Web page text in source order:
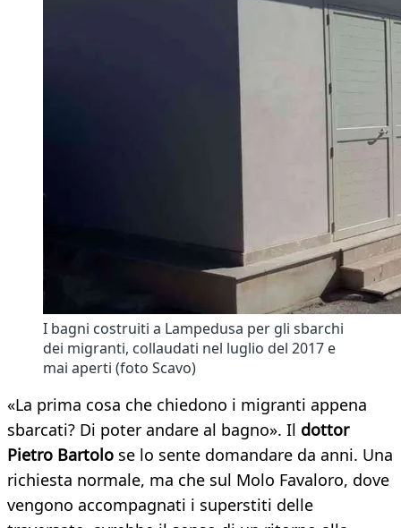
I bagni costruiti a Lampedusa per gli sbarchi
dei migranti, collaudati nel luglio del 2017 e
mai aperti (foto Scavo)
«La prima cosa che chiedono i migranti appena
sbarcati? Di poter andare al bagno». Il dottor
Pietro Bartolo se lo sente domandare da anni. Una
richiesta normale, ma che sul Molo Favaloro, dove
vengono accompagnati i superstiti delle